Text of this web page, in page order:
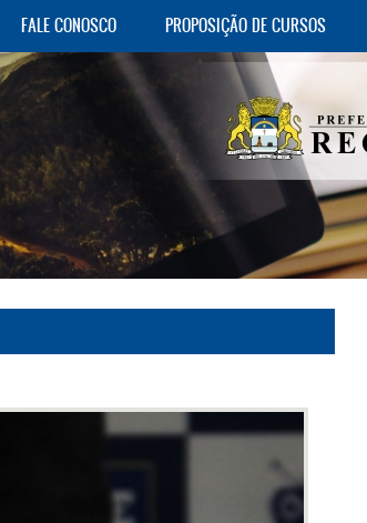
FALE CONOSCO PROPOSIÇÃO DE CURSOS